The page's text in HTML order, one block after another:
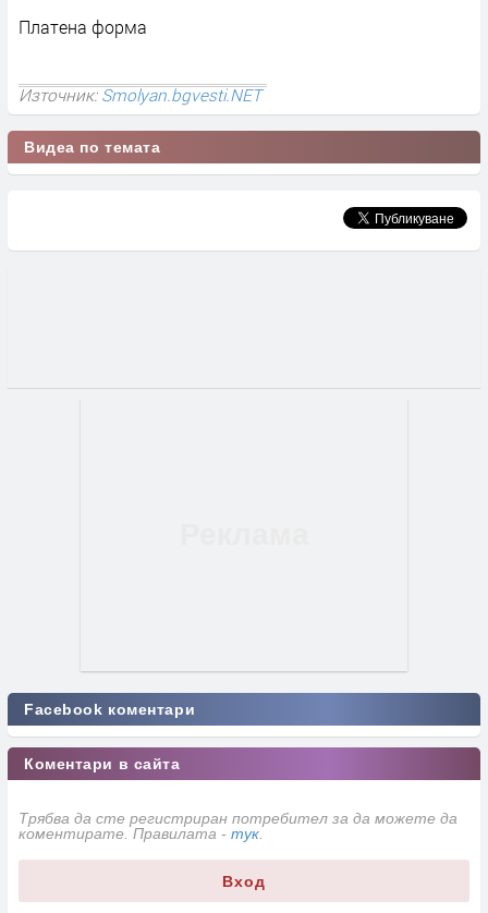
Платена форма
Източник:Smolyan.bgvesti.NET
Видеа по темата
Facebook коментари
Коментари в сайта
Трябва да сте регистриран потребител за да можете да
коментирате. Правилата - тук
Вход